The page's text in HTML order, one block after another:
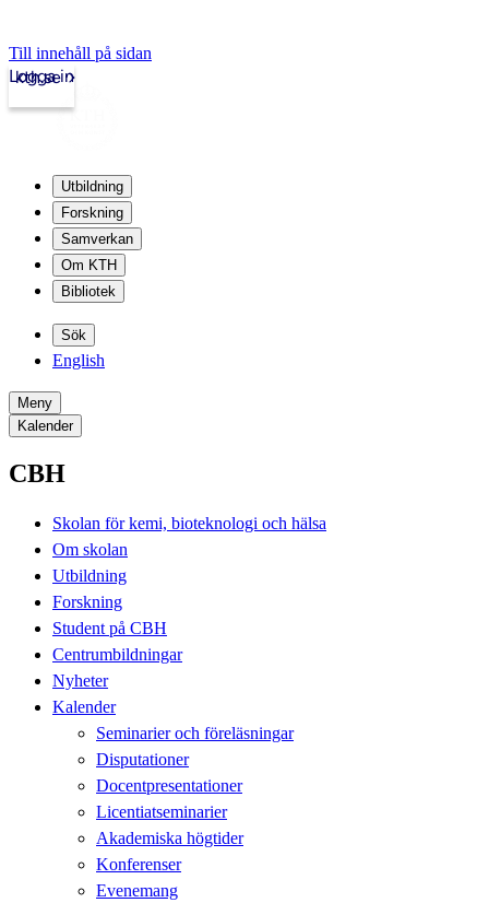
Till innehåll på sidan
kth.se
Logga in
Utbildning
Forskning
Samverkan
Om KTH
Bibliotek
Sök
English
Meny
Kalender
CBH
Skolan för kemi, bioteknologi och hälsa
Om skolan
Utbildning
Forskning
Student på CBH
Centrumbildningar
Nyheter
Kalender
Seminarier och föreläsningar
Disputationer
Docentpresentationer
Licentiatseminarier
Akademiska högtider
Konferenser
Evenemang